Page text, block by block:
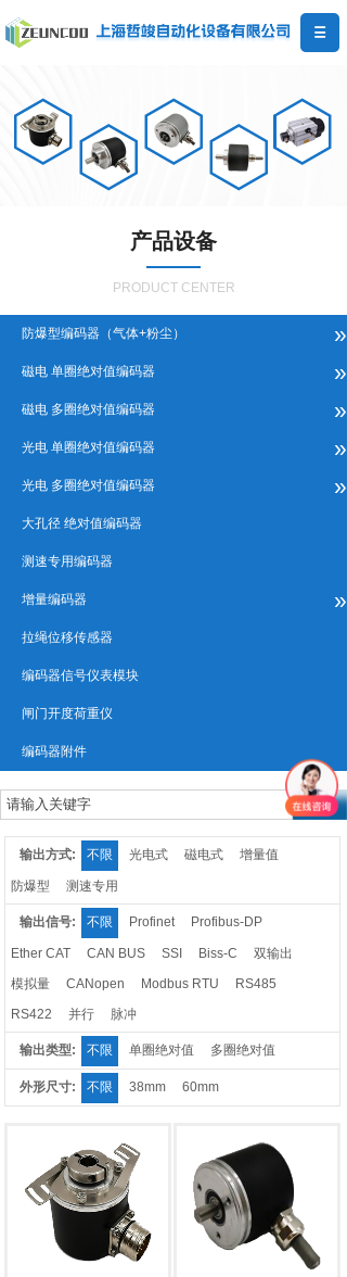
产品设备
PRODUCT CENTER
防爆型编码器（气体+粉尘） »
磁电 单圈绝对值编码器 »
磁电 多圈绝对值编码器 »
光电 单圈绝对值编码器 »
光电 多圈绝对值编码器 »
大孔径 绝对值编码器
测速专用编码器
增量编码器 »
拉绳位移传感器
编码器信号仪表模块
闸门开度荷重仪
编码器附件
输出方式: 不限 光电式 磁电式 增量值
防爆型 测速专用
输出信号: 不限 Profinet Profibus-DP
Ether CAT CAN BUS SSI Biss-C
双输出
模拟量
CANopen Modbus RTU
RS485
RS422
并行 脉冲
输出类型: 不限 单圈绝对值 多圈绝对值
外形尺寸: 不限 38mm 60mm